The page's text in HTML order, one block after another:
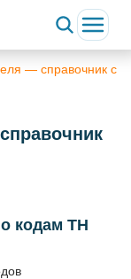
— справочник с
кодам ТН
на кнопку